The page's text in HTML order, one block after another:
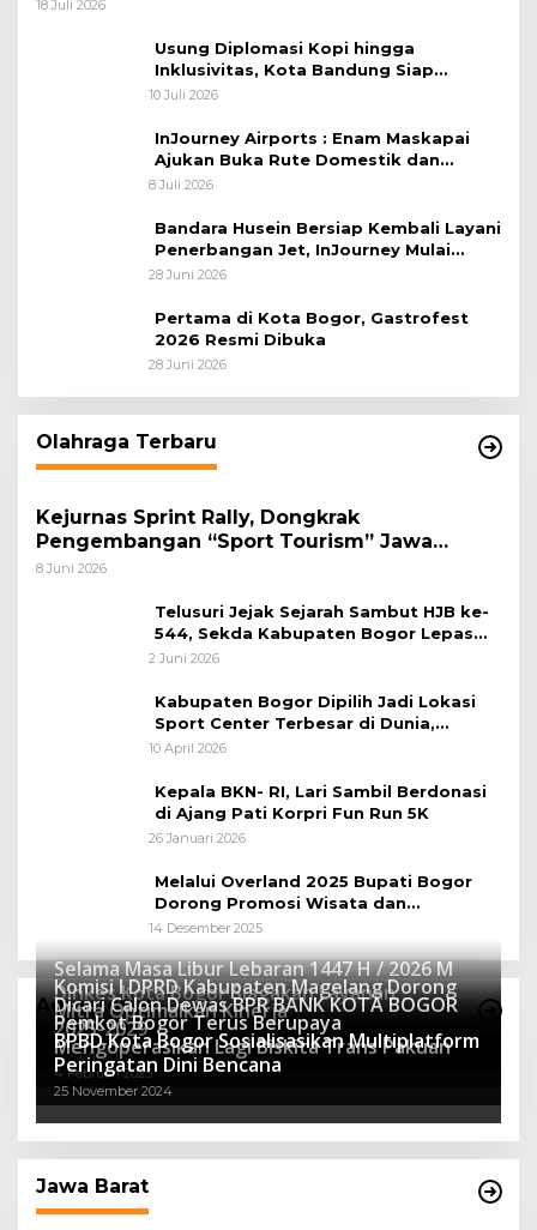
18 Juli 2026
Usung Diplomasi Kopi hingga
Inklusivitas, Kota Bandung Siap
Sambut 25 Duta Besar di Festival Asia
10 Juli 2026
InJourney Airports : Enam Maskapai
Ajukan Buka Rute Domestik dan
Internasional dari Bandara Husein
8 Juli 2026
Bandara Husein Bersiap Kembali Layani
Penerbangan Jet, InJourney Mulai
Tahap Optimalisasi
28 Juni 2026
Pertama di Kota Bogor, Gastrofest
2026 Resmi Dibuka
28 Juni 2026
Olahraga Terbaru
Kejurnas Sprint Rally, Dongkrak
Pengembangan “Sport Tourism” Jawa
Tengah
8 Juni 2026
Telusuri Jejak Sejarah Sambut HJB ke-
544, Sekda Kabupaten Bogor Lepas
Gowes Napak Tilas Bogor
2 Juni 2026
Kabupaten Bogor Dipilih Jadi Lokasi
Sport Center Terbesar di Dunia,
Peluang Tingkatkan Pertumbuhan
10 April 2026
Kepala BKN- RI, Lari Sambil Berdonasi
di Ajang Pati Korpri Fun Run 5K
26 Januari 2026
Melalui Overland 2025 Bupati Bogor
Dorong Promosi Wisata dan
Pelestarian Alam
14 Desember 2025
Advertorial
Selama Masa Libur Lebaran 1447 H / 2026 M
Dinkes Kota Bogor Siagakan Layanan
Kesehatan
16 Maret 2026
Komisi I DPRD Kabupaten Magelang Dorong
Mitra Optimalkan Kinerja
27 Mei 2025
Dicari Calon Dewas BPR BANK KOTA BOGOR
2025-2029
15 April 2025
Pemkot Bogor Terus Berupaya
Mengoperasikan Lagi Biskita Trans Pakuan
4 Februari 2025
BPBD Kota Bogor Sosialisasikan Multiplatform
Peringatan Dini Bencana
25 November 2024
Jawa Barat